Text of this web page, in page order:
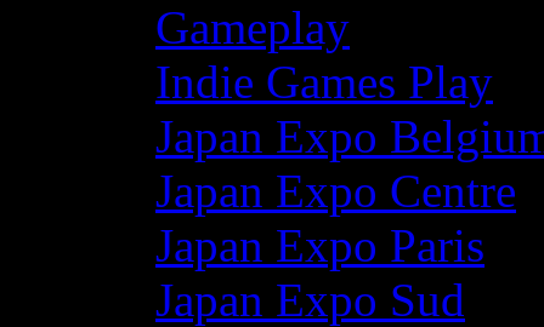
Gameplay
Indie Games Play
Japan Expo
Japan Expo Centre
Japan Expo Paris
Japan Expo Sud